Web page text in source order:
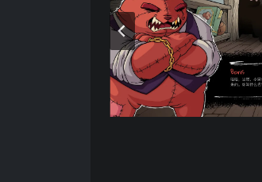
游戏提供了 15 种不同的
外，游戏还设有无尽模式
合。
神秘的商店与升级系统
游戏中的商店由神秘的店